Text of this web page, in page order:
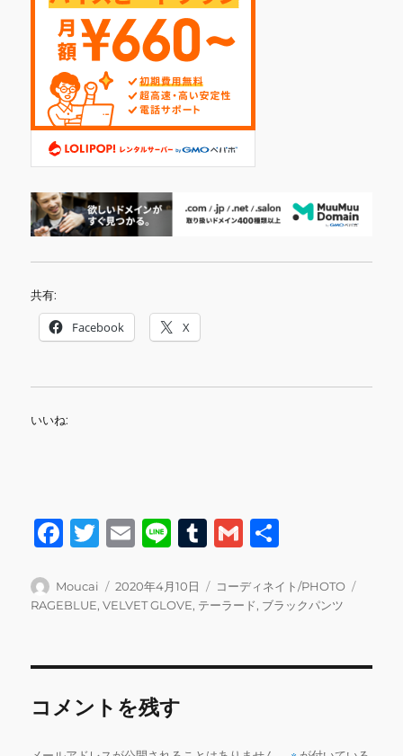
共有:
Facebook X
いいね:
F
c
e
o
o
T
it
te
E
ai
l
Li
e
T
m
bl
G
ai
l
投
稿
Moucai
投
稿
2020年4月10日
カ
テ
コーディネイト/PHOTO
RAGEBLUE,VELVET GLOVE, テーラード, ブラックパンツ
コメントを残す